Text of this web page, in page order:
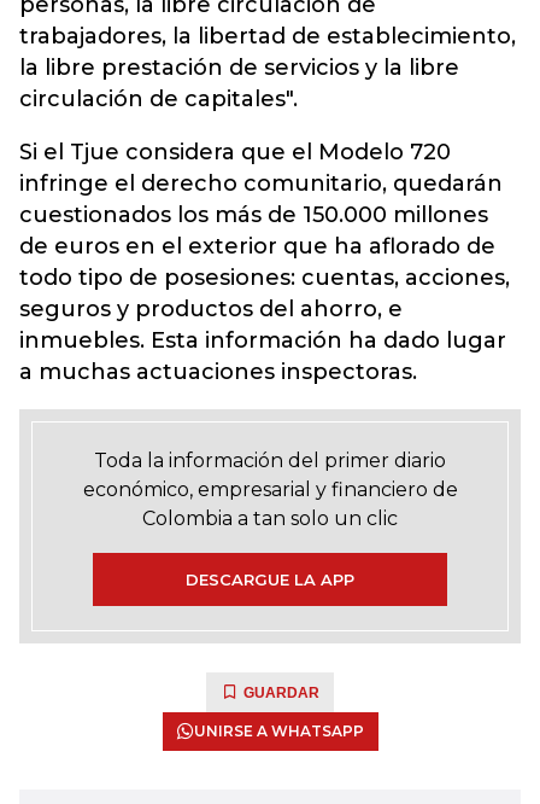
trabajadores, la libertad de establecimiento,
la libre prestación de servicios y la libre
circulación de capitales".
Si el Tjue considera que el Modelo 720
infringe el derecho comunitario, quedarán
cuestionados los más de 150.000 millones
de euros en el exterior que ha aflorado de
todo tipo de posesiones: cuentas, acciones,
seguros y productos del ahorro, e
inmuebles. Esta información ha dado lugar
a muchas actuaciones inspectoras.
Toda la información del primer diario
económico, empresarial y financiero de
Colombia a tan solo un clic
DESCARGUE LA APP
GUARDAR
UNIRSE A WHATSAPP